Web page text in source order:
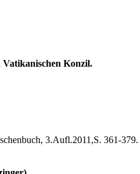
Konzil.
3.Aufl.2011,S. 361-